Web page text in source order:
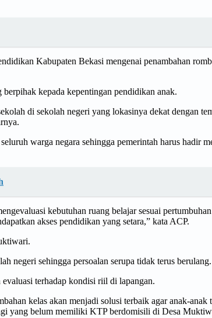
Kabupaten Bekasi mengenai penambahan
kepada kepentingan pendidikan anak.
di sekolah negeri yang lokasinya dekat dengan
warga negara sehingga pemerintah harus hadir
kebutuhan ruang belajar sesuai
akses pendidikan yang setara,” kata ACP.
negeri sehingga persoalan serupa tidak terus berulang.
terhadap kondisi riil di lapangan.
kelas akan menjadi solusi terbaik agar anak-anak
yang belum memiliki KTP berdomisili di Desa